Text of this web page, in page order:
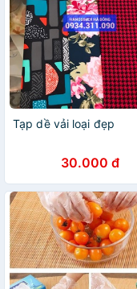
Tạp dề vải loại đẹp
30.000 đ